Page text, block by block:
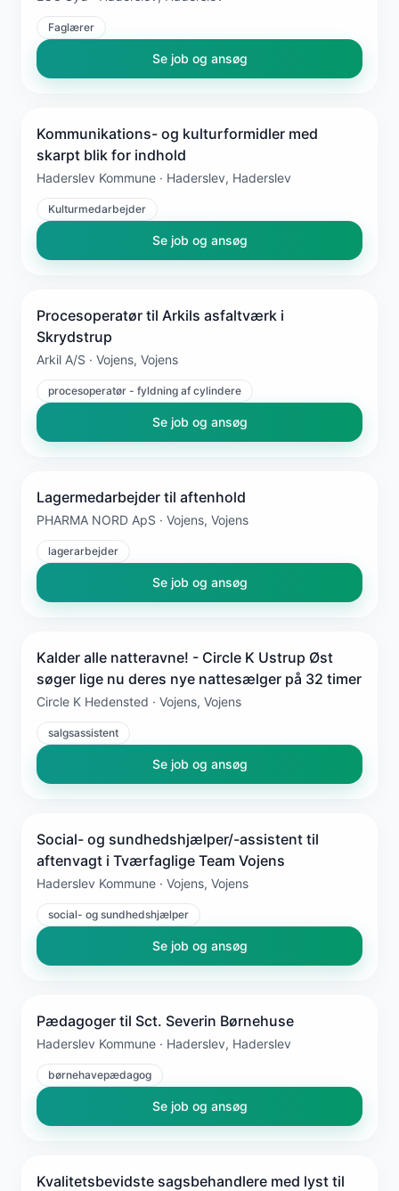
Faglærer
Se job og ansøg
Kommunikations- og kulturformidler med
skarpt blik for indhold
Haderslev Kommune · Haderslev, Haderslev
Kulturmedarbejder
Se job og ansøg
Procesoperatør til Arkils asfaltværk i
Skrydstrup
Arkil A/S · Vojens, Vojens
procesoperatør - fyldning af cylindere
Se job og ansøg
Lagermedarbejder til aftenhold
PHARMA NORD ApS · Vojens, Vojens
lagerarbejder
Se job og ansøg
Kalder alle natteravne! - Circle K Ustrup Øst
søger lige nu deres nye nattesælger på 32 timer
Circle K Hedensted · Vojens, Vojens
salgsassistent
Se job og ansøg
Social- og sundhedshjælper/-assistent til
aftenvagt i Tværfaglige Team Vojens
Haderslev Kommune · Vojens, Vojens
social- og sundhedshjælper
Se job og ansøg
Pædagoger til Sct. Severin Børnehuse
Haderslev Kommune · Haderslev, Haderslev
børnehavepædagog
Se job og ansøg
Kvalitetsbevidste sagsbehandlere med lyst til